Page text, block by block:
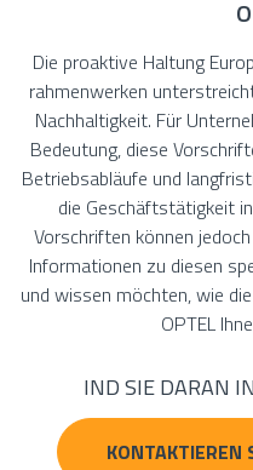
Die proaktive Haltung
rahmenwerken
Nachhaltigkeit. Für
Bedeutung, diese
Betriebsabläufe und
die Geschäftstätigkeit
Vorschriften können
Informationen zu diesen
und wissen möchten, wie
OPTEL
IND SIE DARAN
KONTAKTIEREN